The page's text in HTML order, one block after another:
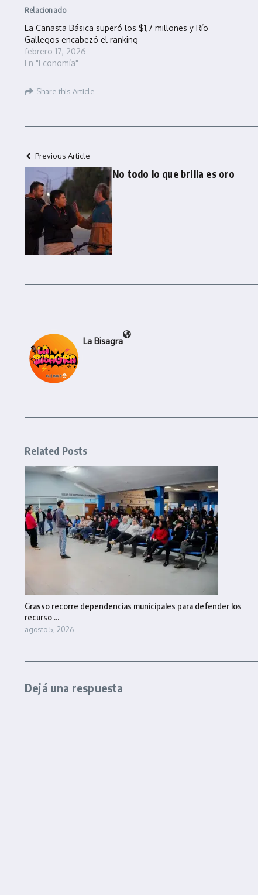
Relacionado
La Canasta Básica superó los $1,7 millones y Río
Gallegos encabezó el ranking
febrero 17, 2026
En "Economía"
Share this Article
Previous Article
No todo lo que brilla es oro
La Bisagra
Related Posts
Grasso recorre dependencias municipales para defender los
recurso ...
agosto 5, 2026
Dejá una respuesta